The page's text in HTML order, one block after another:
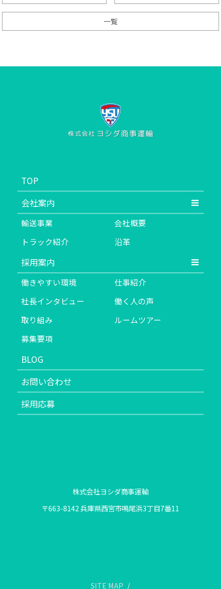
一覧
TOP
会社案内
輸送事業
会社概要
トラック紹介
沿革
採用案内
働きやすい環境
仕事紹介
社長インタビュー
働く人の声
取り組み
ルームツアー
募集要項
BLOG
お問い合わせ
採用応募
株式会社ヨシダ商事運輸
〒663-8142 兵庫県西宮市鳴尾浜3丁目7番11
SITE MAP